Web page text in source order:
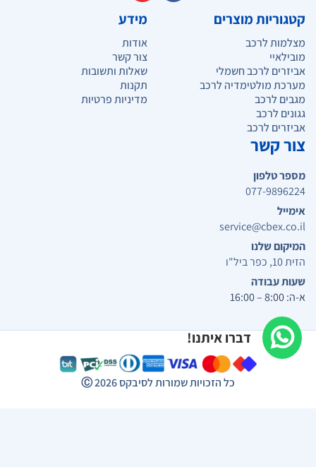
דברו איתנו!
קטגוריות מוצרים
מצלמות לרכב
מובילאיי
אביזרים לרכב חשמלי
מערכת מולטימדיה לרכב
מגבים לרכב
גגונים לרכב
אביזרים לרכב
מידע
אודות
צור קשר
שאלות ותשובות
תקנות
מדיניות פרטיות
צור קשר
מספר טלפון
077-9896224
אימייל
service@cbex.co.il
המיקום שלנו
הזית 10, כפר ביל"ו
שעות עבודה
א-ה: 8:00 – 16:00
כל הזכויות שמורות לסיבקס2026
Ⓒ